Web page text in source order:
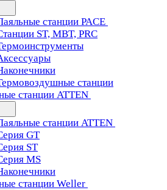
станции PACE
ST, MBT, PRC
станции
станции ATTEN
станции ATTEN
GT
ST
MS
станции Weller